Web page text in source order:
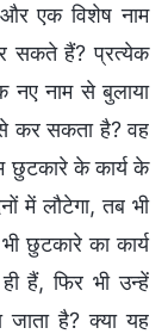
एक विशेष नाम
सकते हैं? प्रत्येक
नए नाम से बुलाया
कर सकता है? वह
छुटकारे के कार्य के
में लौटेगा, तब भी
छुटकारे का कार्य
हैं, फिर भी उन्हें
जाता है? क्या यह